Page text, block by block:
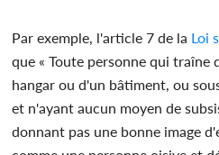
Par exemple, l'article 7 de la Loi
que « Toute personne qui traîne
hangar ou d'un bâtiment, ou
et n'ayant aucun moyen de
donnant pas une bonne image